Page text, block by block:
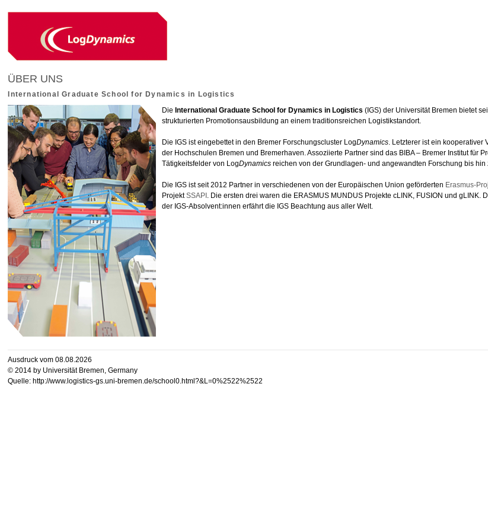
ÜBER UNS
International Graduate School for Dynamics in Logistics
DieInternational Graduate School for Dynamics in Logistics (IGS) der Universität Bremen bietet
strukturierten Promotionsausbildung an einem traditionsreichen Logistikstandort.
Die IGS ist eingebettet in den Bremer Forschungscluster LogDynamics . Letzterer ist ein
der Hochschulen Bremen und Bremerhaven. Assoziierte Partner sind das BIBA – Bremer Institut für
Tätigkeitsfelder von LogDynamics reichen von der Grundlagen- und angewandten Forschung bis
Die IGS ist seit 2012 Partner in verschiedenen von der Europäischen Union geförderten Erasmus-
ProjektSSAPI . Die ersten drei waren die ERASMUS MUNDUS Projekte cLINK, FUSION und
der IGS-Absolvent:innen erfährt die IGS Beachtung aus aller Welt.
Ausdruck vom 08.08.2026
© 2014 by Universität Bremen, Germany
Quelle: http://www.logistics-gs.uni-bremen.de/school0.html?&L=0%2522%2522